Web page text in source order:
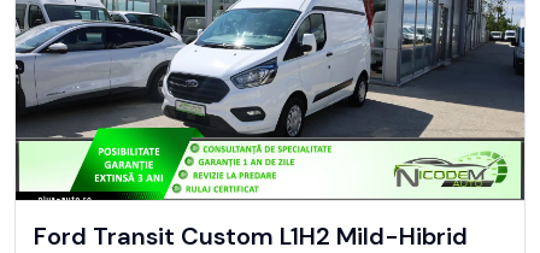
Ford Transit Custom L1H2 Mild-Hibrid